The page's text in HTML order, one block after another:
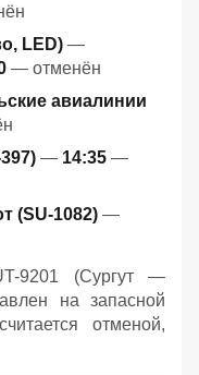
LED) —
— отменён
авиалинии
— 14:35 —
(SU-1082) —
9201 (Сургут —
на запасной
отменой,